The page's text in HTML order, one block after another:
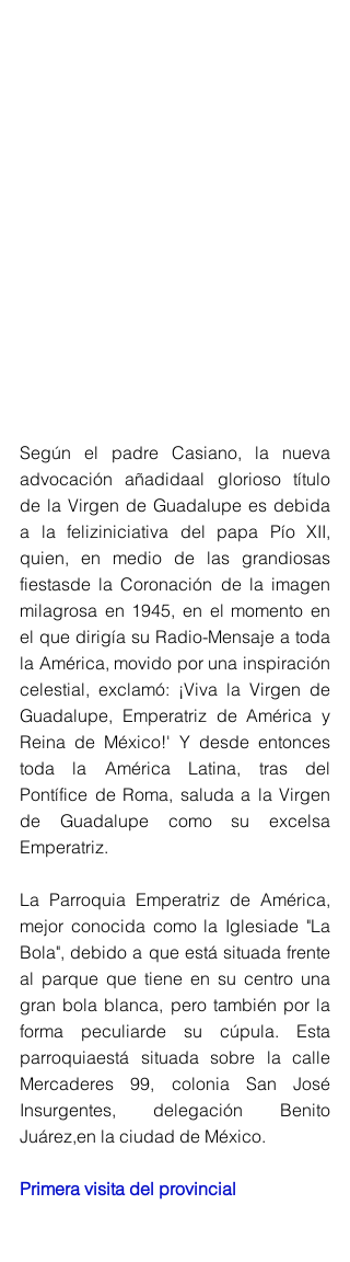
Según el padre Casiano, la nueva
advocación añadidaal glorioso título
de la Virgen de Guadalupe es debida
a la feliziniciativa del papa Pío XII,
quien, en medio de las grandiosas
fiestasde la Coronación de la imagen
milagrosa en 1945, en el momento en
el que dirigía su Radio-Mensaje a toda
la América, movido por una inspiración
celestial, exclamó: ¡Viva la Virgen de
Guadalupe, Emperatriz de América y
Reina de México!' Y desde entonces
toda la América Latina, tras del
Pontífice de Roma, saluda a la Virgen
de Guadalupe como su excelsa
Emperatriz.
La Parroquia Emperatriz de América,
mejor conocida como la Iglesiade "La
Bola", debido a que está situada frente
al parque que tiene en su centro una
gran bola blanca, pero también por la
forma peculiarde su cúpula. Esta
parroquiaestá situada sobre la calle
Mercaderes 99, colonia San José
Insurgentes, delegación Benito
Juárez,en la ciudad de México.
Primera visita del provincial